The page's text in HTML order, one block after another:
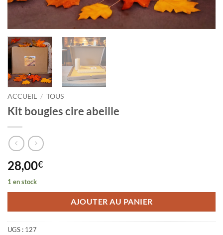
ACCUEIL / TOUS
Kit bougies cire abeille
28,00€
1 en stock
AJOUTER AU PANIER
UGS : 127